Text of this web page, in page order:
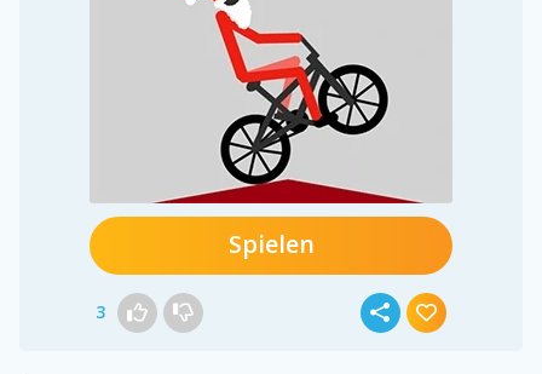
Spielen
3